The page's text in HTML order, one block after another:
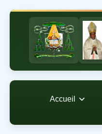
Accueil